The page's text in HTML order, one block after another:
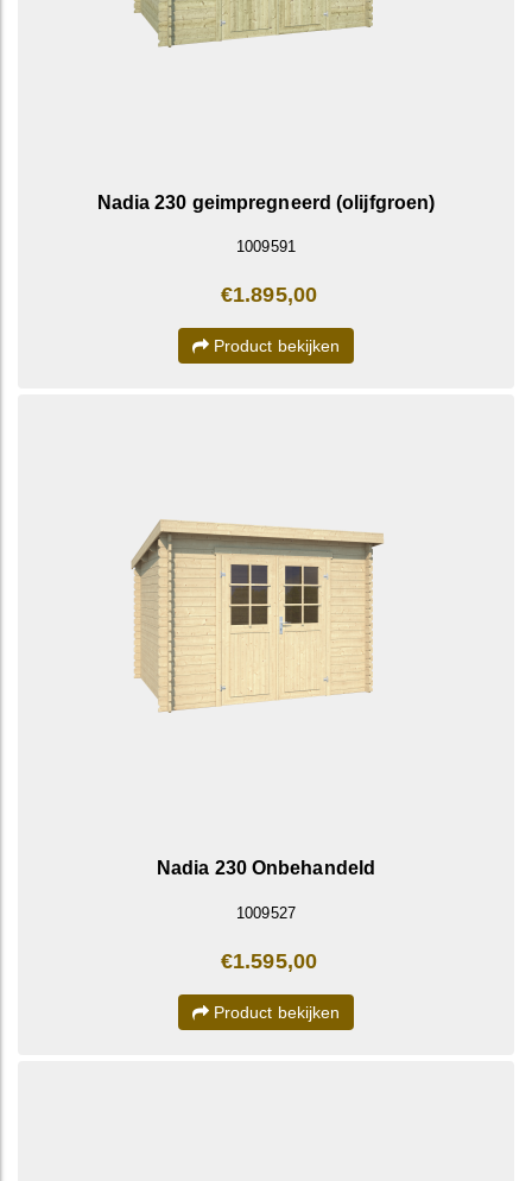
Nadia 230 geimpregneerd (olijfgroen)
1009591
€1.895,00
Product bekijken
Nadia 230 Onbehandeld
1009527
€1.595,00
Product bekijken